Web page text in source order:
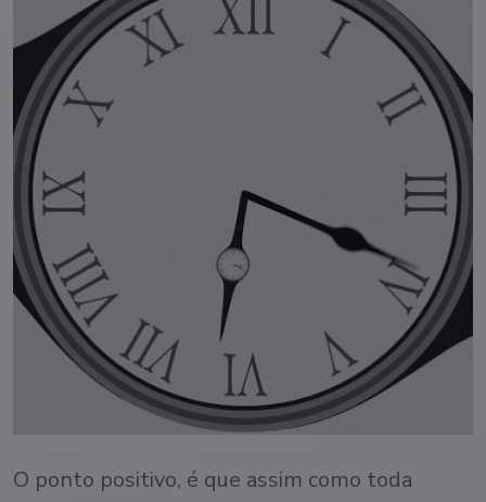
O ponto positivo, é que assim como toda